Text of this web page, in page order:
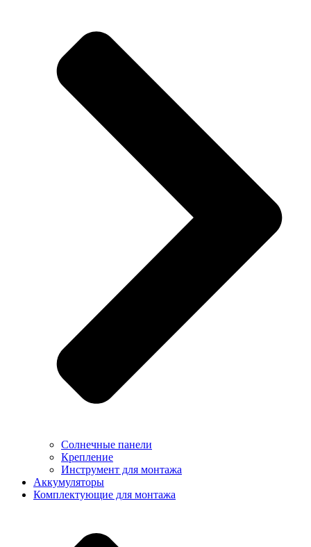
Солнечные панели
Крепление
Инструмент для монтажа
Аккумуляторы
Комплектующие для монтажа